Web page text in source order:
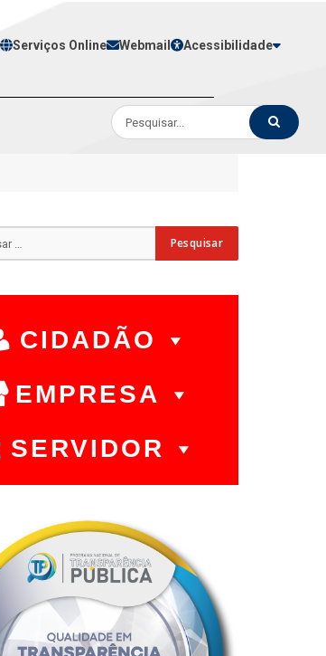
Serviços Online Webmail Acessibilidade
CIDADÃO
EMPRESA
SERVIDOR